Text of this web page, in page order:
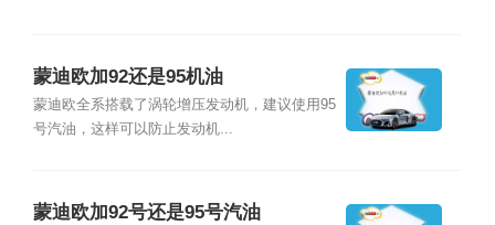
蒙迪欧加92还是95机油
蒙迪欧全系搭载了涡轮增压发动机，建议使用95
号汽油，这样可以防止发动机...
蒙迪欧加92号还是95号汽油